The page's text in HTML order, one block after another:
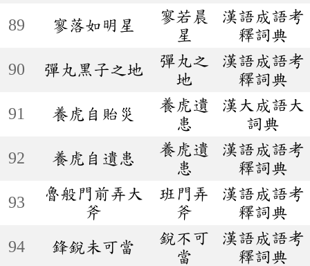
89
寥落如明星
寥若晨
星
漢語成語考
釋詞典
90
彈丸黑子之地
彈丸之
地
漢語成語考
釋詞典
91
養虎自貽災
養虎遺
患
漢大成語大
詞典
92
養虎自遺患
養虎遺
患
漢語成語考
釋詞典
93
魯般門前弄大
斧
班門弄
斧
漢語成語考
釋詞典
94
鋒銳未可當
銳不可
當
漢語成語考
釋詞典